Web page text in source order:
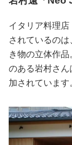
イタリア料理
されているの
き物の立体作
のある岩村さ
加されています